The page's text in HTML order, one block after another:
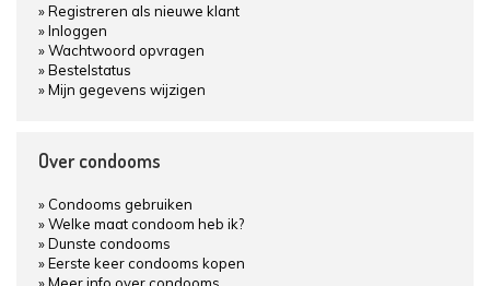
Registreren als nieuwe klant
Inloggen
Wachtwoord opvragen
Bestelstatus
Mijn gegevens wijzigen
Over condooms
Condooms gebruiken
Welke maat condoom heb ik?
Dunste condooms
Eerste keer condooms kopen